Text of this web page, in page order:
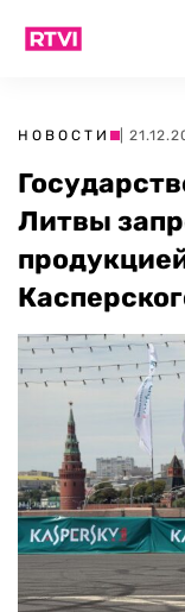
НОВОСТИ |
Литвы